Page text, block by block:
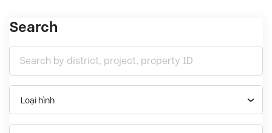
Search
Loại hình